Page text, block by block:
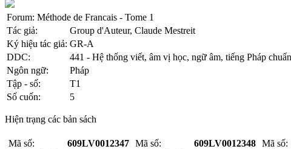
Forum: Méthode de Francais - Tome 1
Tác giả:
Group d'Auteur, Claude Mestreit
Ký hiệu tác giả: GR-A
DDC:
441 - Hệ thống viết, âm vị học, ngữ âm, tiếng Pháp chuẩn
Ngôn ngữ:
Pháp
Tập - số:
T1
Số cuốn:
5
Hiện trạng các bản sách
Mã số:
609LV0012347 Mã số:
609LV0012348 Mã số: